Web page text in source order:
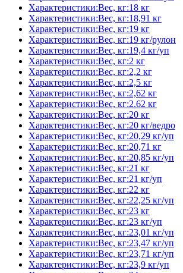
Характеристики:Вес, кг:18 кг
Характеристики:Вес, кг:18,91 кг
Характеристики:Вес, кг:19 кг
Характеристики:Вес, кг:19 кг/рулон
Характеристики:Вес, кг:19,4 кг/уп
Характеристики:Вес, кг:2 кг
Характеристики:Вес, кг:2,2 кг
Характеристики:Вес, кг:2,5 кг
Характеристики:Вес, кг:2,62 кг
Характеристики:Вес, кг:2.62 кг
Характеристики:Вес, кг:20 кг
Характеристики:Вес, кг:20 кг/ведро
Характеристики:Вес, кг:20,29 кг/уп
Характеристики:Вес, кг:20,71 кг
Характеристики:Вес, кг:20,85 кг/уп
Характеристики:Вес, кг:21 кг
Характеристики:Вес, кг:21 кг/уп
Характеристики:Вес, кг:22 кг
Характеристики:Вес, кг:22,25 кг/уп
Характеристики:Вес, кг:23 кг
Характеристики:Вес, кг:23 кг/уп
Характеристики:Вес, кг:23,01 кг/уп
Характеристики:Вес, кг:23,47 кг/уп
Характеристики:Вес, кг:23,71 кг/уп
Характеристики:Вес, кг:23,9 кг/уп